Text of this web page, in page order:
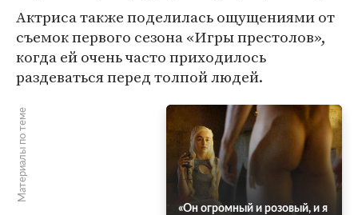
Актриса также поделилась ощущениями от
съемок первого сезона «Игры престолов»,
когда ей очень часто приходилось
раздеваться перед толпой людей.
Материалы по теме
«Он огромный и розовый, и я